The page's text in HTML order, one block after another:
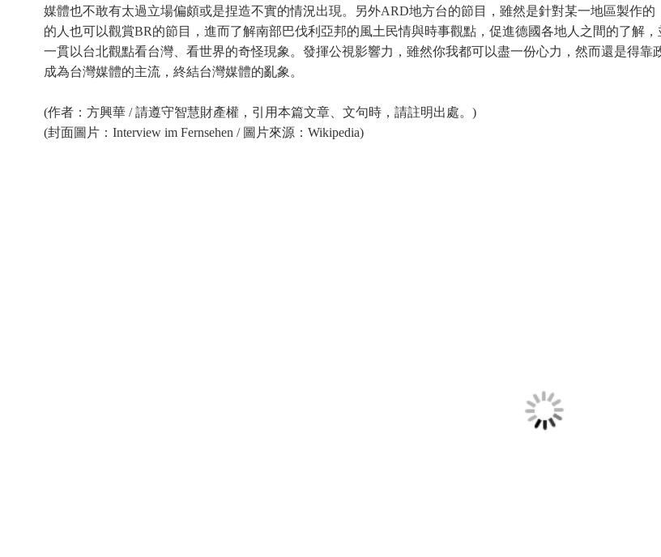
媒體也不敢有太過立場偏頗或是捏造不實的情況出現。另外ARD地方台的節目，雖然是針對某一地區製作
的人也可以觀賞BR的節目，進而了解南部巴伐利亞邦的風土民情與時事觀點，促進德國各地人之間的了解
一貫以台北觀點看台灣、看世界的奇怪現象。發揮公視影響力，雖然你我都可以盡一份心力，然而還是得
成為台灣媒體的主流，終結台灣媒體的亂象。
(作者：方興華 / 請遵守智慧財產權，引用本篇文章、文句時，請註明出處。)
(封面圖片：Interview im Fernsehen / 圖片來源：Wikipedia)